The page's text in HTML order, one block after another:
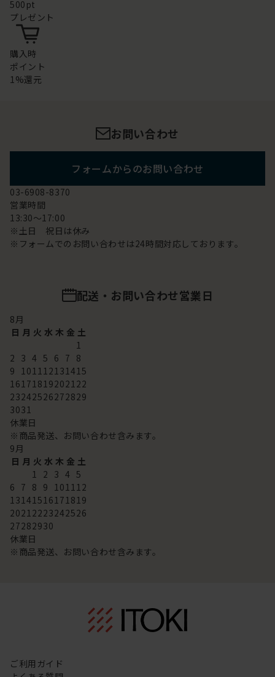
500pt
プレゼント
購入時
ポイント
1%還元
お問い合わせ
フォームからのお問い合わせ
03-6908-8370
営業時間
13:30～17:00
※土日 祝日は休み
※フォームでのお問い合わせは24時間対応しております。
配送・お問い合わせ営業日
8 月
日 月 火 水 木 金 土
1
2 3 4 5 6 7 8
9
10 11 12 13 14 15
16 17 18 192021 22
23242526272829
3031
休業日
※商品発送、お問い合わせ含みます。
9 月
日 月 火 水 木 金 土
1
2 3 4 5
6 7 8 9 10 11 12
13 14 15 16 17 18 19
2021 2223242526
27282930
休業日
※商品発送、お問い合わせ含みます。
ご利用ガイド